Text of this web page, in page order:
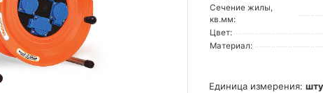
Сечение жилы,
кв.мм:
Цвет:
Материал:
Единица измерения: